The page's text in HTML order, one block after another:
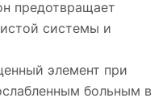
предотвращает
системы и
элемент при
больным в